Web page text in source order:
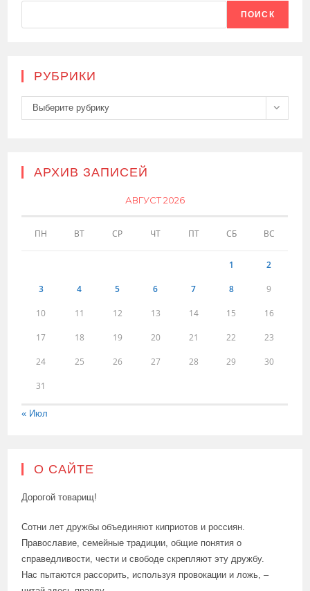
ПОИСК
РУБРИКИ
Рубрики
Выберите рубрику
АРХИВ ЗАПИСЕЙ
АВГУСТ 2026
ПН ВТ СР ЧТ ПТ СБ ВС
1 2
3 4 5 6 7 8 9
10 11 12 13 14 15 16
17 18 19 20 21 22 23
24 25 26 27 28 29 30
31
« Июл
О САЙТЕ
Дорогой товарищ!
Сотни лет дружбы объединяют киприотов и россиян.
Православие, семейные традиции, общие понятия о
справедливости, чести и свободе скрепляют эту дружбу.
Нас пытаются рассорить, используя провокации и ложь, –